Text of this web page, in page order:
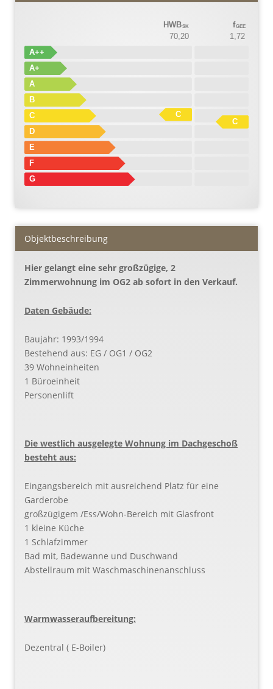
HWBSK
70,20 1,72
fGEE
A++
A+
A
B
C
D
E
F
G
C
C
Objekt­beschreibung
Hier gelangt eine sehr großzügige, 2
Zimmerwohnung im OG2 ab sofort in den Verkauf.
Daten Gebäude:
Baujahr: 1993/1994
Bestehend aus: EG / OG1 / OG2
39 Wohneinheiten
1 Büroeinheit
Personenlift
Die westlich ausgelegte Wohnung im Dachgeschoß
besteht aus:
Eingangsbereich mit ausreichend Platz für eine
Garderobe
großzügigem /Ess/Wohn-Bereich mit Glasfront
1 kleine Küche
1 Schlafzimmer
Bad mit, Badewanne und Duschwand
Abstellraum mit Waschmaschinenanschluss
Warmwasseraufbereitung:
Dezentral ( E-Boiler)